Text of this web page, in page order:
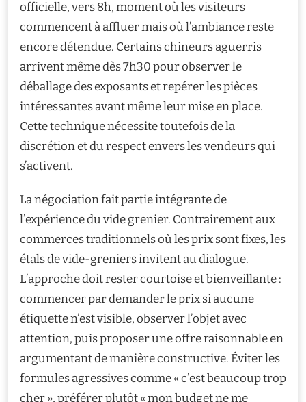
officielle, vers 8h, moment où les visiteurs
commencent à affluer mais où l’ambiance reste
encore détendue. Certains chineurs aguerris
arrivent même dès 7h30 pour observer le
déballage des exposants et repérer les pièces
intéressantes avant même leur mise en place.
Cette technique nécessite toutefois de la
discrétion et du respect envers les vendeurs qui
s’activent.
La négociation fait partie intégrante de
l’expérience du vide grenier. Contrairement aux
commerces traditionnels où les prix sont fixes, les
étals de vide-greniers invitent au dialogue.
L’approche doit rester courtoise et bienveillante :
commencer par demander le prix si aucune
étiquette n’est visible, observer l’objet avec
attention, puis proposer une offre raisonnable en
argumentant de manière constructive. Éviter les
formules agressives comme « c’est beaucoup trop
cher », préférer plutôt « mon budget ne me